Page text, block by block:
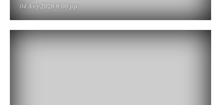
04 Αυγ 2026 9:00 μμ